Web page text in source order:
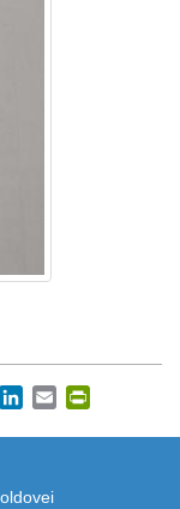
TwitterLinkedIn
Email